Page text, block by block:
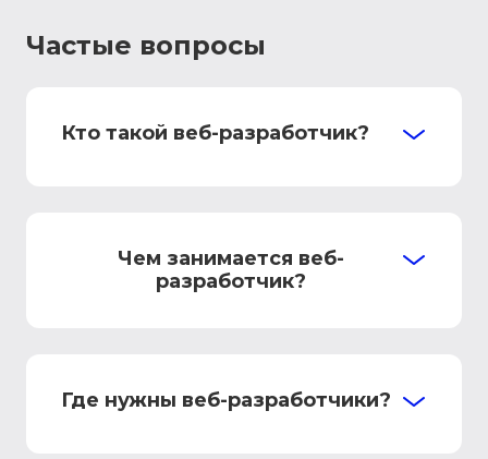
Частые вопросы
Кто такой веб-разработчик?
Чем занимается веб-
разработчик?
Где нужны веб-разработчики?